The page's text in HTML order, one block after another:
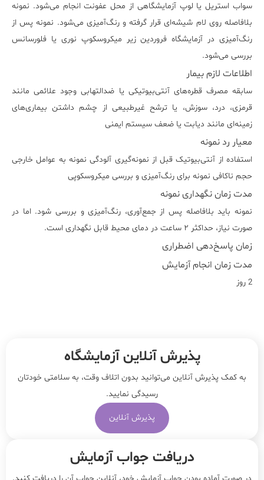
سواب استریل یا لوپ آزمایشگاهی از محل عفونت انجام می‌شود. نمونه
بلافاصله روی لام شیشه‌ای قرار گرفته و رنگ‌آمیزی می‌شود. نمونه پس از
رنگ‌آمیزی در آزمایشگاه فروردین زیر میکروسکوپ نوری یا فلورسانس
بررسی می‌شود.
اطلاعات لازم بیمار
سابقه مصرف قطره‌های آنتی‌بیوتیکی یا ضدالتهابی وجود علائمی مانند
قرمزی، درد، سوزش، یا ترشح غیرطبیعی از چشم داشتن بیماری‌های
زمینه‌ای مانند دیابت یا ضعف سیستم ایمنی
معیار رد نمونه
استفاده از آنتی‌بیوتیک قبل از نمونه‌گیری آلودگی نمونه به عوامل خارجی
حجم ناکافی نمونه برای رنگ‌آمیزی و بررسی میکروسکوپی
مدت زمان نگهداری نمونه
نمونه باید بلافاصله پس از جمع‌آوری، رنگ‌آمیزی و بررسی شود. اما در
صورت نیاز، حداکثر ۲ ساعت در دمای محیط قابل نگهداری است.
زمان پاسخ‌دهی اضطراری
مدت زمان انجام آزمایش
2 روز
پذیرش آنلاین آزمایشگاه
به کمک پذیرش آنلاین می‌توانید بدون اتلاف وقت، به سلامتی خودتان
رسیدگی نمایید.
پذیرش آنلاین
دریافت جواب آزمایش